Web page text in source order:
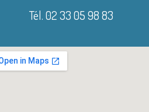
Tél. 02 33 05 98 83